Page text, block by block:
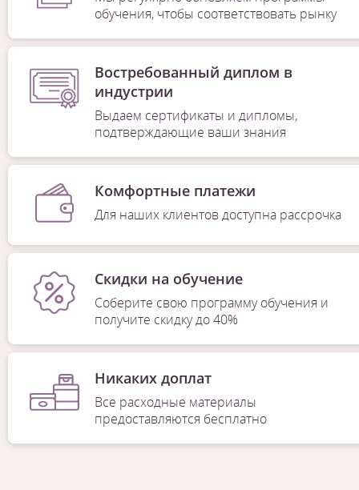
обучения, чтобы соответствовать рынку
Востребованный диплом в
индустрии
Выдаем сертификаты и дипломы,
подтверждающие ваши знания
Комфортные платежи
Для наших клиентов доступна рассрочка
Скидки на обучение
Соберите свою программу обучения и
получите скидку до 40%
Никаких доплат
Все расходные материалы
предоставляются бесплатно